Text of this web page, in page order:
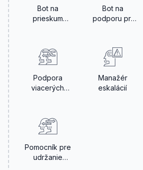
Bot na
prieskum
Bot na
podporu pri
Podpora
viacerých
Manažér
eskalácií
Pomocník pre
udržanie